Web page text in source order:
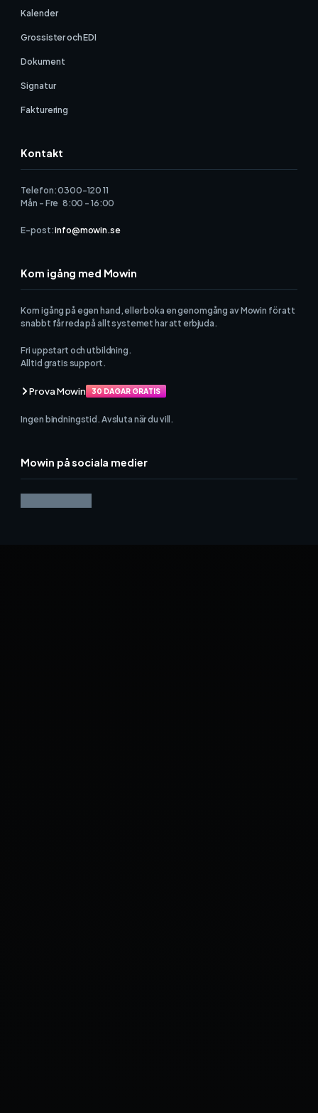
Kalender
Grossister och EDI
Dokument
Signatur
Fakturering
Mowin på sociala medier
Kontakt
Telefon: 0300-120 11
Mån - Fre 8:00 - 16:00
E-post:info@mowin.se
Kom igång med Mowin
Kom igång på egen hand, eller boka en genomgång av Mowin för att
snabbt får reda på allt systemet har att erbjuda.
Fri uppstart och utbildning.
Alltid gratis support.
Prova Mowin 30 DAGAR GRATIS
Ingen bindningstid. Avsluta när du vill.